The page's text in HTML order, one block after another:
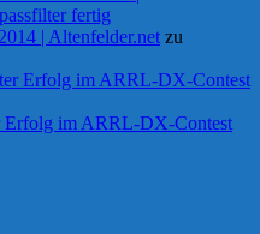
fertig
| Altenfelder.net zu
Erfolg im ARRL-DX-Contest
Erfolg im ARRL-DX-Contest